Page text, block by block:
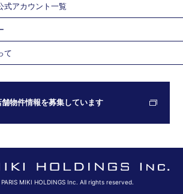
式アカウント一覧
て
舗物件情報を募集しています
MIKI HOLDINGS Inc. All rights reserved.